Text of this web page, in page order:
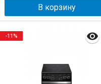
В корзину
-11%